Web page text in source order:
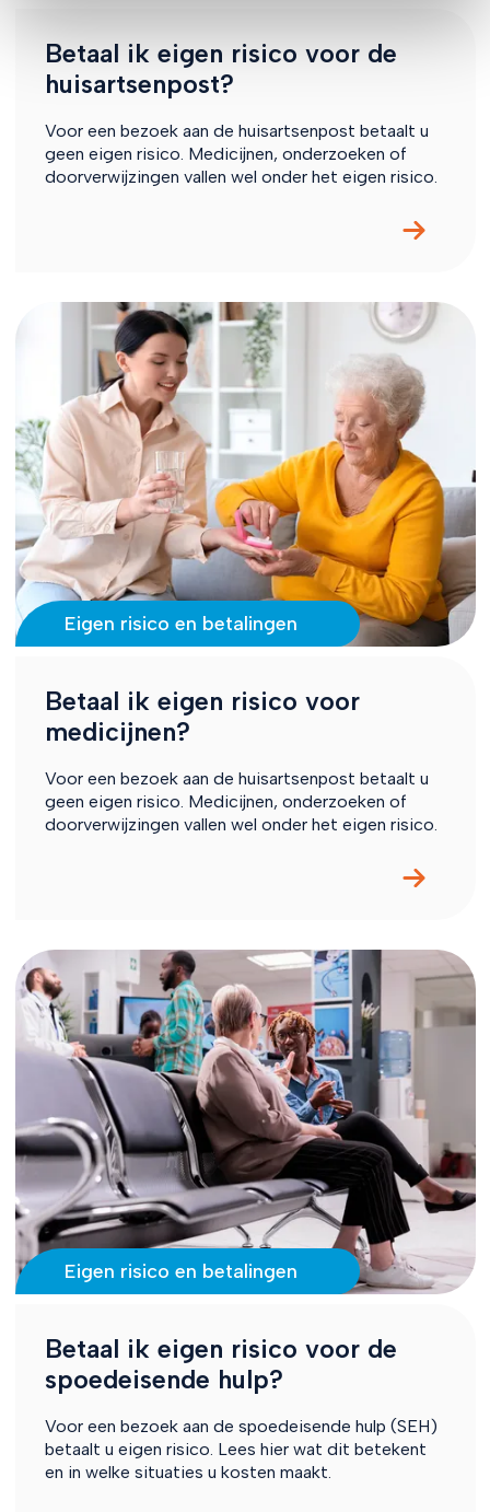
Betaal ik eigen risico voor de
huisartsenpost?
Voor een bezoek aan de huisartsenpost betaalt u
geen eigen risico. Medicijnen, onderzoeken of
doorverwijzingen vallen wel onder het eigen risico.
Eigen risico en betalingen
Betaal ik eigen risico voor
medicijnen?
Voor een bezoek aan de huisartsenpost betaalt u
geen eigen risico. Medicijnen, onderzoeken of
doorverwijzingen vallen wel onder het eigen risico.
Eigen risico en betalingen
Betaal ik eigen risico voor de
spoedeisende hulp?
Voor een bezoek aan de spoedeisende hulp (SEH)
betaalt u eigen risico. Lees hier wat dit betekent
en in welke situaties u kosten maakt.